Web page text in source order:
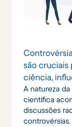
são cruciais
ciência,
A natureza
científica
discussões
controvérsias.